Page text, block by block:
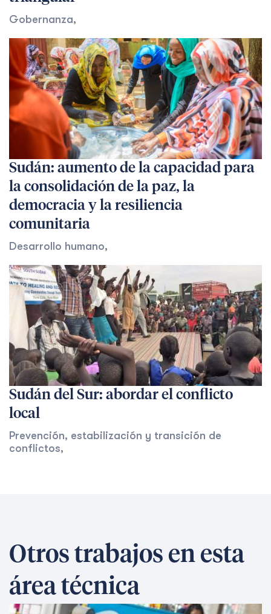
Gobernanza,
Sudán: aumento de la capacidad para
la consolidación de la paz, la
democracia y la resiliencia
comunitaria
Desarrollo humano,
Sudán del Sur: abordar el conflicto
local
Prevención, estabilización y transición de
conflictos,
Otros trabajos en esta
área técnica